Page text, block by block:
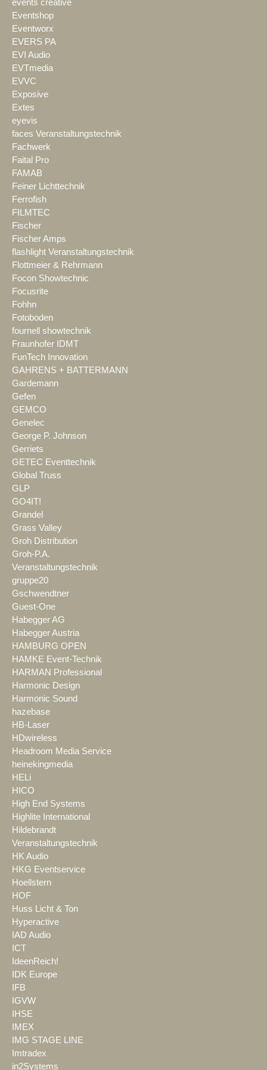
events creative
Eventshop
Eventworx
EVERS PA
EVI Audio
EVTmedia
EVVC
Exposive
Extes
eyevis
faces Veranstaltungstechnik
Fachwerk
Faital Pro
FAMAB
Feiner Lichttechnik
Ferrofish
FILMTEC
Fischer
Fischer Amps
flashlight Veranstaltungstechnik
Flottmeier & Rehrmann
Focon Showtechnic
Focusrite
Fohhn
Fotoboden
fournell showtechnik
Fraunhofer IDMT
FunTech Innovation
GAHRENS + BATTERMANN
Gardemann
Gefen
GEMCO
Genelec
George P. Johnson
Gerriets
GETEC Eventtechnik
Global Truss
GLP
GO4IT!
Grandel
Grass Valley
Groh Distribution
Groh-P.A.
Veranstaltungstechnik
gruppe20
Gschwendtner
Guest-One
Habegger AG
Habegger Austria
HAMBURG OPEN
HAMKE Event-Technik
HARMAN Professional
Harmonic Design
Harmonic Sound
hazebase
HB-Laser
HDwireless
Headroom Media Service
heinekingmedia
HELi
HICO
High End Systems
Highlite International
Hildebrandt
Veranstaltungstechnik
HK Audio
HKG Eventservice
Hoellstern
HOF
Huss Licht & Ton
Hyperactive
IAD Audio
ICT
IdeenReich!
IDK Europe
IFB
IGVW
IHSE
IMEX
IMG STAGE LINE
Imtradex
in2Systems